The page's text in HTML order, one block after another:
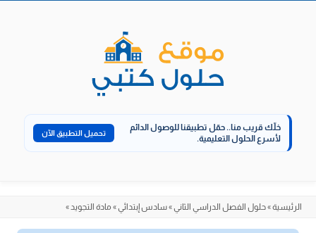
خلّك قريب منا.. حمّل تطبيقنا للوصول الدائم
لأسرع الحلول التعليمية.
تحميل التطبيق الآن
الرئيسية»حلول الفصل الدراسي الثاني»سادس إبتدائي» مادة التجويد»